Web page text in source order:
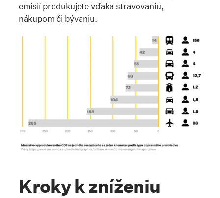
emisií produkujete vďaka stravovaniu,
nákupom či bývaniu.
Kroky k zníženiu